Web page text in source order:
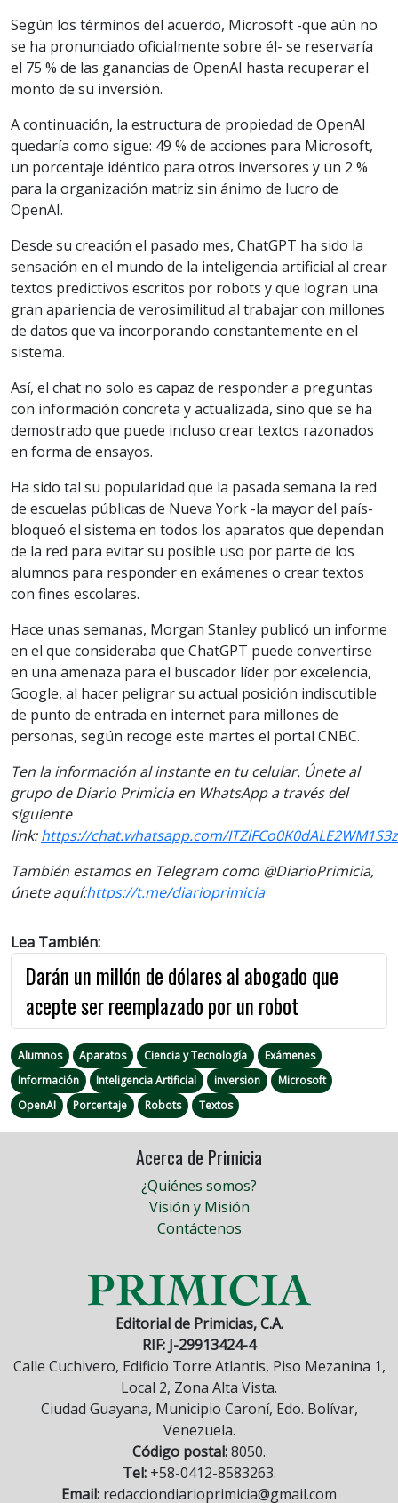
Según los términos del acuerdo, Microsoft -que aún no
se ha pronunciado oficialmente sobre él- se reservaría
el 75 % de las ganancias de OpenAI hasta recuperar el
monto de su inversión.
A continuación, la estructura de propiedad de OpenAI
quedaría como sigue: 49 % de acciones para Microsoft,
un porcentaje idéntico para otros inversores y un 2 %
para la organización matriz sin ánimo de lucro de
OpenAI.
Desde su creación el pasado mes, ChatGPT ha sido la
sensación en el mundo de la inteligencia artificial al crear
textos predictivos escritos por robots y que logran una
gran apariencia de verosimilitud al trabajar con millones
de datos que va incorporando constantemente en el
sistema.
Así, el chat no solo es capaz de responder a preguntas
con información concreta y actualizada, sino que se ha
demostrado que puede incluso crear textos razonados
en forma de ensayos.
Ha sido tal su popularidad que la pasada semana la red
de escuelas públicas de Nueva York -la mayor del país-
bloqueó el sistema en todos los aparatos que dependan
de la red para evitar su posible uso por parte de los
alumnos para responder en exámenes o crear textos
con fines escolares.
Hace unas semanas, Morgan Stanley publicó un informe
en el que consideraba que ChatGPT puede convertirse
en una amenaza para el buscador líder por excelencia,
Google, al hacer peligrar su actual posición indiscutible
de punto de entrada en internet para millones de
personas, según recoge este martes el portal CNBC.
Ten la información al instante en tu celular. Únete al
grupo de Diario Primicia en WhatsApp a través del
siguiente
link:https://chat.whatsapp.com/
También estamos en Telegram como @DiarioPrimicia,
únete aquí:https://t.me/diarioprimicia
Lea También:
Darán un millón de dólares al abogado que
acepte ser reemplazado por un robot
Alumnos Aparatos Ciencia y Tecnología
Exámenes
Información
Inteligencia Artificial inversion
Microsoft
OpenAI
Porcentaje Robots Textos
Acerca de Primicia
¿Quiénes somos?
Visión y Misión
Contáctenos
Editorial de Primicias, C.A.
RIF: J-29913424-4
Calle Cuchivero, Edificio Torre Atlantis, Piso Mezanina 1,
Local 2, Zona Alta Vista.
Ciudad Guayana, Municipio Caroní, Edo. Bolívar,
Venezuela.
Código postal:8050.
Tel:+58-0412-8583263.
Email: redacciondiarioprimicia@gmail.com